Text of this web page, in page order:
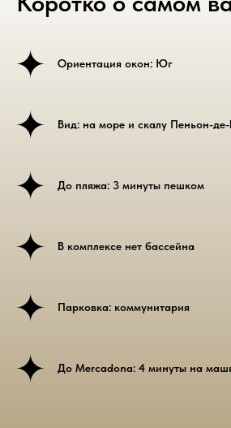
Ориентация окон: Юг
Вид: на море и скалу Пеньон-
До пляжа: 3 минуты пешком
В комплексе нет бассейна
Парковка: коммунитария
До Mercadona: 4 минуты на